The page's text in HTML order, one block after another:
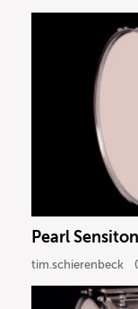
Pearl
tim.schierenbeck